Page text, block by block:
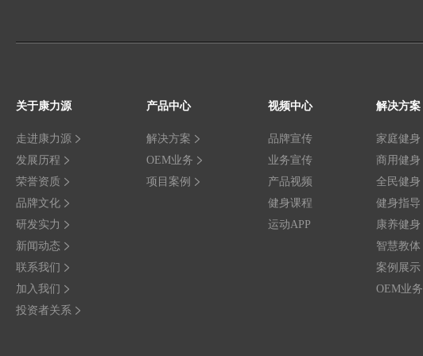
关于康力源
走进康力源
发展历程
荣誉资质
品牌文化
研发实力
新闻动态
联系我们
加入我们
投资者关系
产品中心
解决方案
OEM业务
项目案例
视频中心
品牌宣传
业务宣传
产品视频
健身课程
运动APP
解决方案
家庭健身
商用健身
全民健身
健身指导
康养健身
智慧教体
案例展示
OEM业务